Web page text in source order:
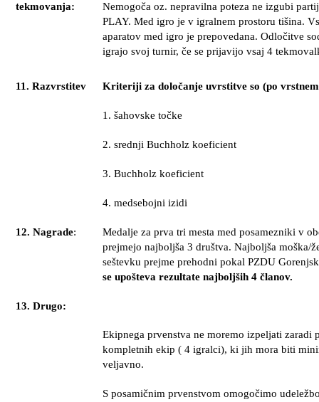
tekmovanja:
Nemogoča oz. nepravilna poteza ne izgubi
PLAY. Med igro je v igralnem prostoru tišina.
aparatov med igro je prepovedana. Odločitve
igrajo svoj turnir, če se prijavijo vsaj 4
11. Razvrstitev Kriteriji za določanje uvrstitve so (po
1. šahovske točke
2. srednji Buchholz koeficient
3. Buchholz koeficient
4. medsebojni izidi
12. Nagrade:
Medalje za prva tri mesta med posamezniki v
prejmejo najboljša 3 društva. Najboljša moška/
seštevku prejme prehodni pokal PZDU
se upošteva rezultate najboljših 4 članov.
13. Drugo:
Ekipnega prvenstva ne moremo izpeljati zaradi
kompletnih ekip ( 4 igralci), ki jih mora biti
veljavno.
S posamičnim prvenstvom omogočimo